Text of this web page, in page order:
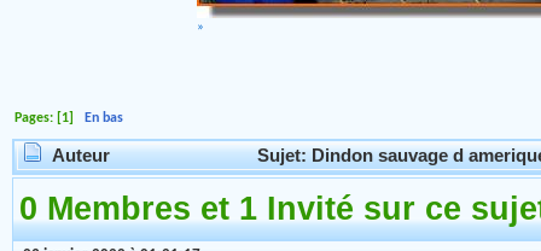
»
Pages: [1]En bas
Auteur Sujet: Dindon sauvage d
0 Membres et 1 Invité sur ce